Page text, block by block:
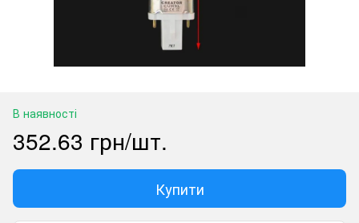
В наявності
352.63 грн/шт.
Купити